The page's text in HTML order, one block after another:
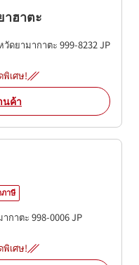
าฮาตะ
วัดยามากาตะ 999-8232JP
เศษ!
นค้า
าษี
กาตะ 998-0006JP
เศษ!